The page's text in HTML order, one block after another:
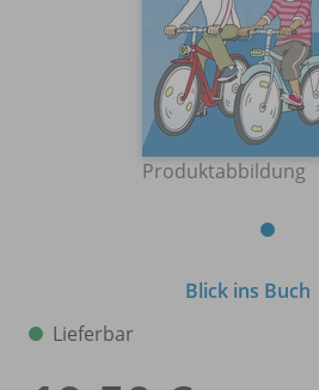
Produktabbildung
Blick ins Buch
Lieferbar